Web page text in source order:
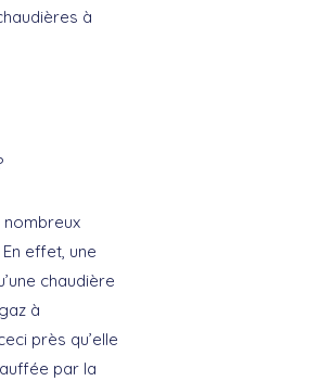
à
effet, une
chaudière
à
près qu’elle
par la